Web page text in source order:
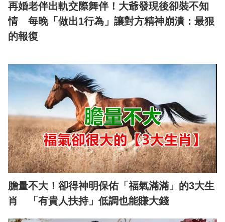
再婚老伴出軌交際舞伴！大爺發現後卻裝不知
情 每晚「做出1行為」讓對方精神崩潰：最狠
的報復
膽量不大！卻得神明保佑「福氣滿滿」的3大生
肖 「有貴人扶持」低調也能賺大錢